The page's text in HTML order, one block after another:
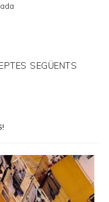
SEGÜENTS